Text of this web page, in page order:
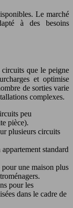
Le marché
à des besoins
que le peigne
et optimise
de sorties varie
complexes.
peu
pièce).
plusieurs circuits
standard
pour une maison plus
pour les
dans le cadre de